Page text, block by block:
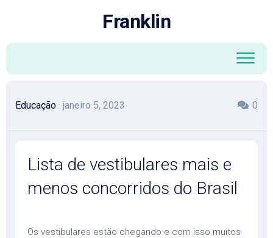
Franklin
Educação · janeiro 5, 2023 0
Lista de vestibulares mais e
menos concorridos do Brasil
Os vestibulares estão chegando e com isso muitos